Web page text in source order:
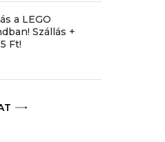
a LEGO
Szállás +
Ft!